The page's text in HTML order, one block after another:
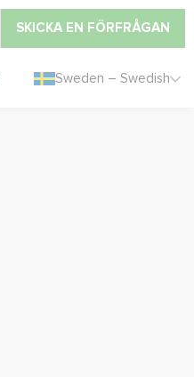
SKICKA EN FÖRFRÅGAN
Sweden – Swedish